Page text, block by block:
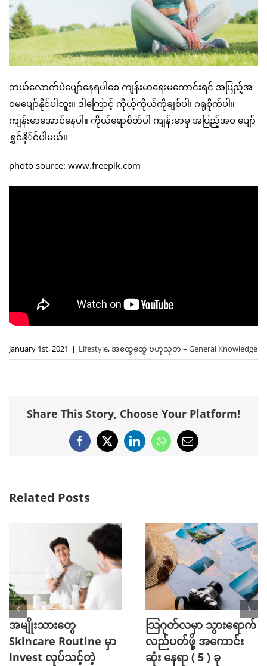
ဘယ်လောက်ပဲပျော်နေရပါစေ ကျန်းမာရေးမကောင်းရင် အပြည့်အ
ဝမပျော်နိုင်ပါဘူး။ ဒါကြောင့် ကိုယ့်ကိုယ်ကိုချစ်ပါ၊ ဂရုစိုက်ပါ။
ကျန်းမာအောင်နေပါ။ ကိုယ်ရောစိတ်ပါ ကျန်းမာမှ အပြည့်အဝ ပျော်
ရွှင်နို်င်ပါမယ်။
photo source: www.freepik.com
January 1st, 2021 | Lifestyle,အထွေထွေ ဗဟုသုတ – General Knowledge
Share This Story, Choose Your Platform!
Facebook
X LinkedInWhatsApp
Email
Related Posts
အမျိုးသားတွေ
Skincare Routine မှာ
Invest လုပ်သင့်တဲ့
သြဂုတ်လမှာ သွားရောက်
လည်ပတ်ဖို့ အကောင်း
ဆုံး နေရာ ( 5 ) ခု